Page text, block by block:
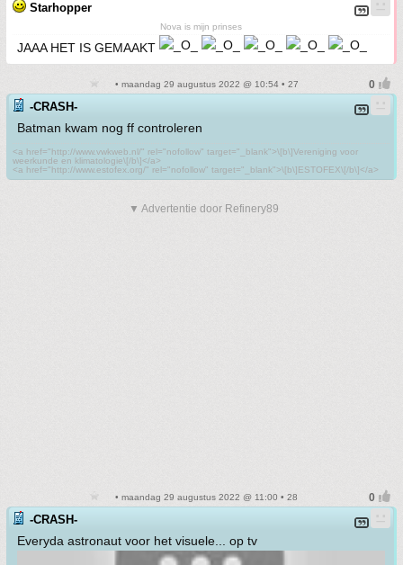
Starhopper
Nova is mijn prinses
JAAA HET IS GEMAAKT
• maandag 29 augustus 2022 @ 10:54 • 27
-CRASH-
Batman kwam nog ff controleren
<a href="http://www.vwkweb.nl/" rel="nofollow" target="_blank">\[b\]Vereniging voor
weerkunde en klimatologie\[/b\]</a>
<a href="http://www.estofex.org/" rel="nofollow" target="_blank">\[b\]ESTOFEX\[/b\]</a>
▼ Advertentie door Refinery89
• maandag 29 augustus 2022 @ 11:00 • 28
-CRASH-
Everyda astronaut voor het visuele... op tv